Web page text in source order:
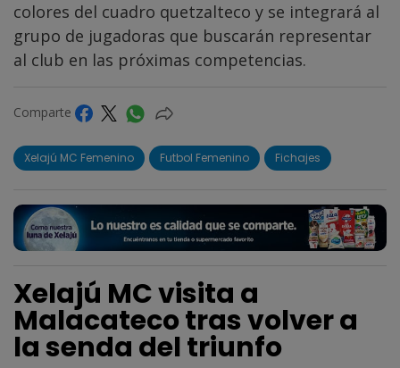
colores del cuadro quetzalteco y se integrará al
grupo de jugadoras que buscarán representar
al club en las próximas competencias.
Comparte
Xelajú MC Femenino Futbol Femenino Fichajes
Xelajú MC visita a
Malacateco tras volver a
la senda del triunfo